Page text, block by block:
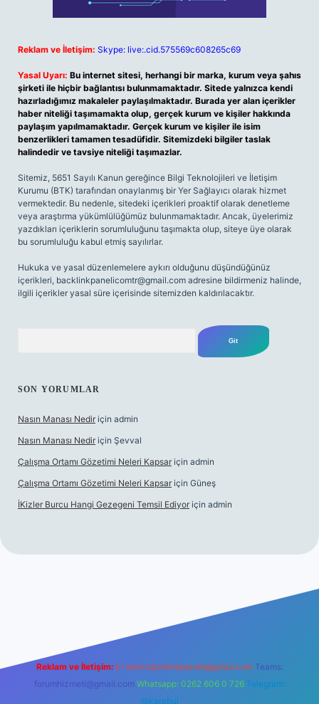
Reklam ve İletişim: Skype: live:.cid.575569c608265c69
Yasal Uyarı: Bu internet sitesi, herhangi bir marka, kurum veya şahıs
şirketi ile hiçbir bağlantısı bulunmamaktadır. Sitede yalnızca kendi
hazırladığımız makaleler paylaşılmaktadır. Burada yer alan içerikler
haber niteliği taşımamakta olup, gerçek kurum ve kişiler hakkında
paylaşım yapılmamaktadır. Gerçek kurum ve kişiler ile isim
benzerlikleri tamamen tesadüfidir. Sitemizdeki bilgiler taslak
halindedir ve tavsiye niteliği taşımazlar.
Sitemiz, 5651 Sayılı Kanun gereğince Bilgi Teknolojileri ve İletişim
Kurumu (BTK) tarafından onaylanmış bir Yer Sağlayıcı olarak hizmet
vermektedir. Bu nedenle, sitedeki içerikleri proaktif olarak denetleme
veya araştırma yükümlülüğümüz bulunmamaktadır. Ancak, üyelerimiz
yazdıkları içeriklerin sorumluluğunu taşımakta olup, siteye üye olarak
bu sorumluluğu kabul etmiş sayılırlar.
Hukuka ve yasal düzenlemelere aykırı olduğunu düşündüğünüz
içerikleri, backlinkpanelicomtr@gmail.com adresine bildirmeniz halinde,
ilgili içerikler yasal süre içerisinde sitemizden kaldırılacaktır.
SON YORUMLAR
Nasın Manası Nedir için admin
Nasın Manası Nedir için Şevval
Çalışma Ortamı Gözetimi Neleri Kapsar için admin
Çalışma Ortamı Gözetimi Neleri Kapsar için Güneş
İKizler Burcu Hangi Gezegeni Temsil Ediyor için admin
Reklam ve İletişim: E-mail: backlinkpaneli@gmail.com Teams:
forumhizmeti@gmail.com Whatsapp: 0262 606 0 726 Telegram:
@karabul